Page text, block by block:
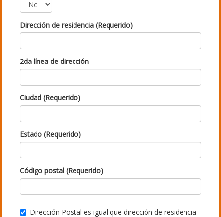
Dirección de residencia (Requerido)
2da línea de dirección
Ciudad (Requerido)
Estado (Requerido)
Código postal (Requerido)
Dirección Postal es igual que dirección de residencia